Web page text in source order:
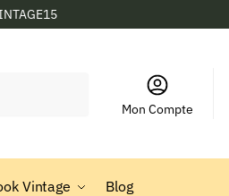
Mon Compte
Vintage Blog